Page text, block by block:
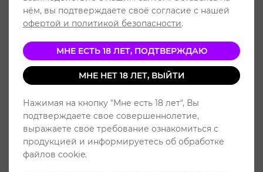
нём, вы подтверждаете своё согласие с нашей
офертой и политикой безопасности.
МНЕ ЕСТЬ 18 ЛЕТ, ПОДТВЕРЖДАЮ
МНЕ НЕТ 18 ЛЕТ, ВЫЙТИ
Нажимая на кнопку "Мне есть 18 лет", Вы
подтверждаете свое совершеннолетие,
выражаете свое требование ознакомиться с
продукцией и информируетесь об обработке
файлов cookie.